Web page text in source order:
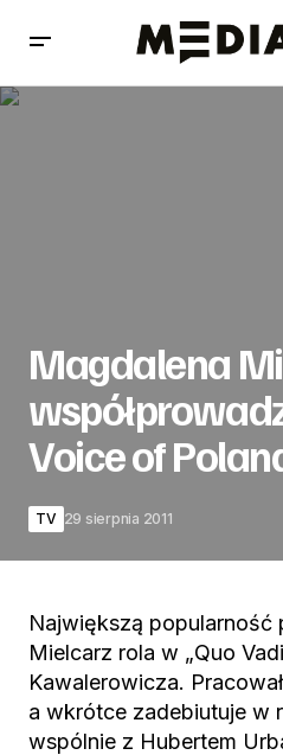
Magdalena
Voice of
TV 29 sierpnia 2011
Największą popularność
Mielcarz rola w „Quo
Kawalerowicza.
a wkrótce zadebiutuje w
wspólnie z Hubertem